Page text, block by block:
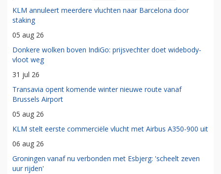
KLM annuleert meerdere vluchten naar Barcelona door
staking
05 aug 26
Donkere wolken boven IndiGo: prijsvechter doet widebody-
vloot weg
31 jul 26
Transavia opent komende winter nieuwe route vanaf
Brussels Airport
05 aug 26
KLM stelt eerste commerciële vlucht met Airbus A350-900 uit
06 aug 26
Groningen vanaf nu verbonden met Esbjerg: 'scheelt zeven
uur rijden'